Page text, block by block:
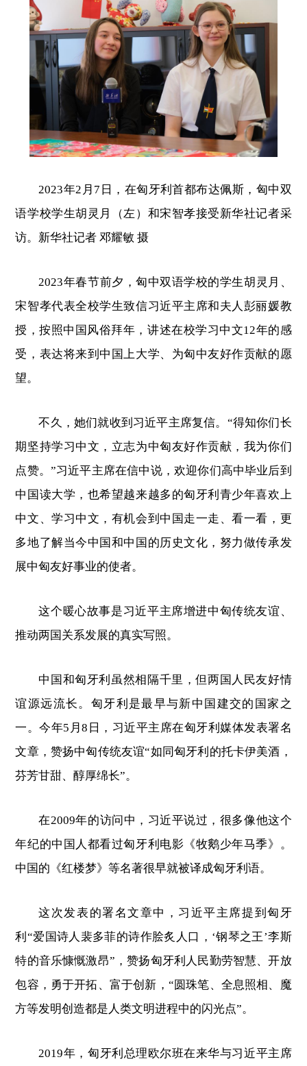
2023年2月7日，在匈牙利首都布达佩斯，匈中双
语学校学生胡灵月（左）和宋智孝接受新华社记者采
访。新华社记者 邓耀敏 摄
2023年春节前夕，匈中双语学校的学生胡灵月、
宋智孝代表全校学生致信习近平主席和夫人彭丽媛教
授，按照中国风俗拜年，讲述在校学习中文12年的感
受，表达将来到中国上大学、为匈中友好作贡献的愿
望。
不久，她们就收到习近平主席复信。“得知你们长
期坚持学习中文，立志为中匈友好作贡献，我为你们
点赞。”习近平主席在信中说，欢迎你们高中毕业后到
中国读大学，也希望越来越多的匈牙利青少年喜欢上
中文、学习中文，有机会到中国走一走、看一看，更
多地了解当今中国和中国的历史文化，努力做传承发
展中匈友好事业的使者。
这个暖心故事是习近平主席增进中匈传统友谊、
推动两国关系发展的真实写照。
中国和匈牙利虽然相隔千里，但两国人民友好情
谊源远流长。匈牙利是最早与新中国建交的国家之
一。今年5月8日，习近平主席在匈牙利媒体发表署名
文章，赞扬中匈传统友谊“如同匈牙利的托卡伊美酒，
芬芳甘甜、醇厚绵长”。
在2009年的访问中，习近平说过，很多像他这个
年纪的中国人都看过匈牙利电影《牧鹅少年马季》。
中国的《红楼梦》等名著很早就被译成匈牙利语。
这次发表的署名文章中，习近平主席提到匈牙
利“爱国诗人裴多菲的诗作脍炙人口，‘钢琴之王’李斯
特的音乐慷慨激昂”，赞扬匈牙利人民勤劳智慧、开放
包容，勇于开拓、富于创新，“圆珠笔、全息照相、魔
方等发明创造都是人类文明进程中的闪光点”。
2019年，匈牙利总理欧尔班在来华与习近平主席